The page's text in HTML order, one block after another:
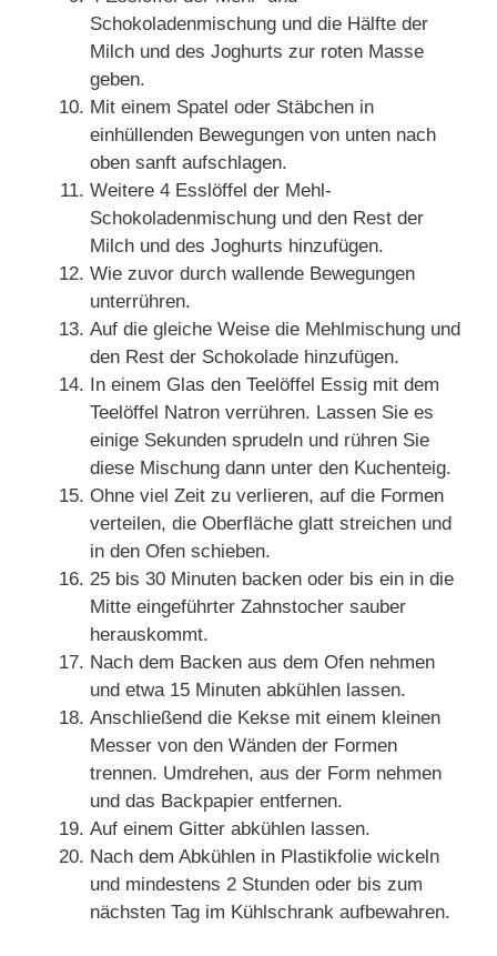
Schokoladenmischung und die Hälfte der
Milch und des Joghurts zur roten Masse
geben.
Mit einem Spatel oder Stäbchen in
einhüllenden Bewegungen von unten nach
oben sanft aufschlagen.
Weitere 4 Esslöffel der Mehl-
Schokoladenmischung und den Rest der
Milch und des Joghurts hinzufügen.
Wie zuvor durch wallende Bewegungen
unterrühren.
Auf die gleiche Weise die Mehlmischung und
den Rest der Schokolade hinzufügen.
In einem Glas den Teelöffel Essig mit dem
Teelöffel Natron verrühren. Lassen Sie es
einige Sekunden sprudeln und rühren Sie
diese Mischung dann unter den Kuchenteig.
Ohne viel Zeit zu verlieren, auf die Formen
verteilen, die Oberfläche glatt streichen und
in den Ofen schieben.
25 bis 30 Minuten backen oder bis ein in die
Mitte eingeführter Zahnstocher sauber
herauskommt.
Nach dem Backen aus dem Ofen nehmen
und etwa 15 Minuten abkühlen lassen.
Anschließend die Kekse mit einem kleinen
Messer von den Wänden der Formen
trennen. Umdrehen, aus der Form nehmen
und das Backpapier entfernen.
Auf einem Gitter abkühlen lassen.
Nach dem Abkühlen in Plastikfolie wickeln
und mindestens 2 Stunden oder bis zum
nächsten Tag im Kühlschrank aufbewahren.